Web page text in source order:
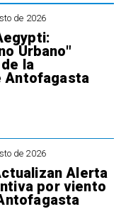
de 2026
Urbano"
la
Antofagasta
de 2026
Alerta
por viento